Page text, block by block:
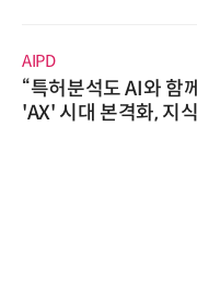
AIPD
“특허분석도 AI와 함
'AX' 시대 본격화, 지